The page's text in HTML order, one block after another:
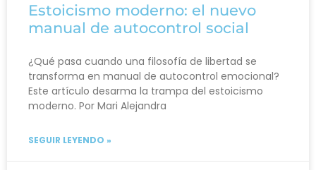
Estoicismo moderno: el nuevo
manual de autocontrol social
¿Qué pasa cuando una filosofía de libertad se
transforma en manual de autocontrol emocional?
Este artículo desarma la trampa del estoicismo
moderno. Por Mari Alejandra
SEGUIR LEYENDO »